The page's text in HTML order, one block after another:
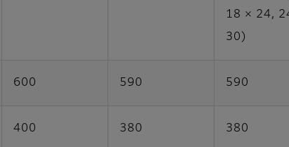
18 × 24,
30)
600 590 590
400 380 380